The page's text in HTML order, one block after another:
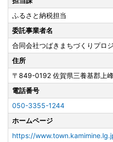
【お問い合わせへのご回答につ
現在、多数のお問い合わせを頂
常よりお時間をいただいてお
順次対応を進めておりますので
お待ちくださいますようお願い
ご迷惑をおかけいたしますが
ろしくお願いいたします。
【総務大臣から「ふるさと納税
て指定を受けました】
佐賀県上峰町は総務大臣の指定
と納税の対象となりました。
ふるさと納税担当
委託事業者名
合同会社つばきまちづくりプロ
住所
〒849-0192 佐賀県三養基郡上
電話番号
050-3355-1244
ホームページ
https://